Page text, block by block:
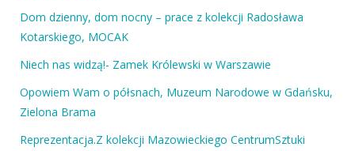
Dom dzienny, dom nocny – prace z kolekcji Radosława
Kotarskiego, MOCAK
Niech nas widzą!- Zamek Królewski w Warszawie
Opowiem Wam o półsnach, Muzeum Narodowe w Gdańsku,
Zielona Brama
Reprezentacja.Z kolekcji Mazowieckiego CentrumSztuki